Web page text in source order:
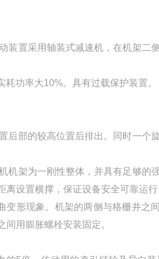
装置采用轴装式减速机，在机架二
功率大10%。具有过载保护装置。
后部的较高位置后排出。同时一个
机架为一刚性整体，并具有足够的
离设置横撑，保证设备安全可靠运
变形现象。机架的两侧与格栅井之
用膨胀螺栓安装固定。